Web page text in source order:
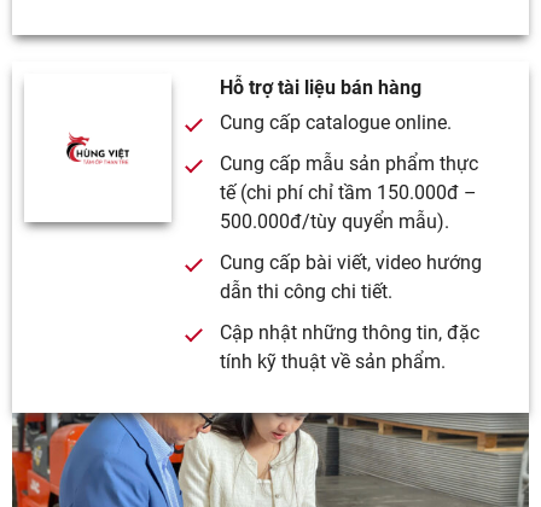
Hỗ trợ tài liệu bán hàng
Cung cấp catalogue online.
Cung cấp mẫu sản phẩm thực
tế (chi phí chỉ tầm 150.000đ –
500.000đ/tùy quyển mẫu).
Cung cấp bài viết, video hướng
dẫn thi công chi tiết.
Cập nhật những thông tin, đặc
tính kỹ thuật về sản phẩm.